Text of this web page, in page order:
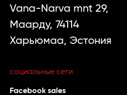
Vana-Narva mnt 29,
Маарду, 74114
Харьюмаа, Эстония
социальные сети
Facebook sales